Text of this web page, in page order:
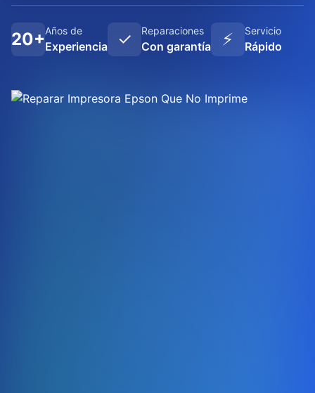
20+Años de
Experiencia ✓ Reparaciones
Con garantía ⚡ Servicio
Rápido